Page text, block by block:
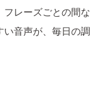
フレーズごとの間な
い音声が、毎日の調